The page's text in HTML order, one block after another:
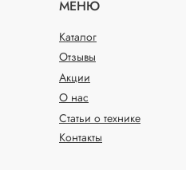
МЕНЮ
Каталог
О нас
Статьи о технике
Отзывы
Акции
Контакты